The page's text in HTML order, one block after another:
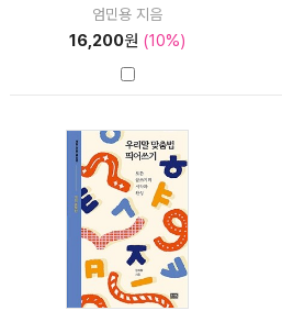
엄민용 지음
16,200원 (10%)